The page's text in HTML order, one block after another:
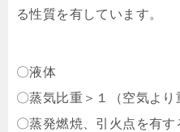
る性質を有しています。
〇液体
〇蒸気比重＞１（空気より
〇蒸発燃焼、引火点を有す